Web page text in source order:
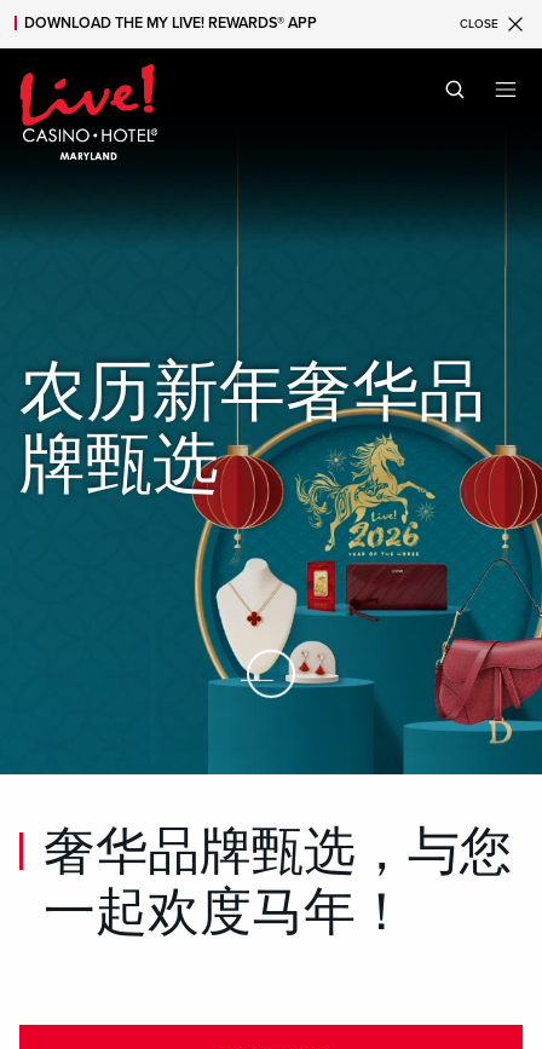
Skip to main content
Skip to mobile navigation
Skip to search
DOWNLOAD THE MY LIVE! REWARDS® APP CLOSE
农历新年奢华品
牌甄选
Skip to Main Content
奢华品牌甄选，与您
一起欢度马年！